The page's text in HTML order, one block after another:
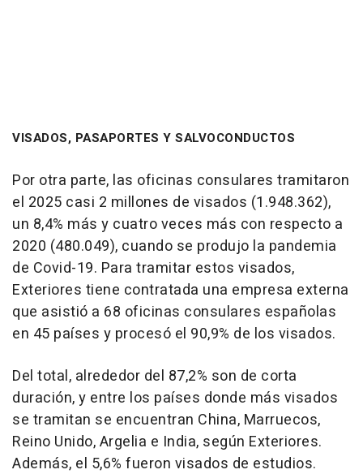
VISADOS, PASAPORTES Y SALVOCONDUCTOS
Por otra parte, las oficinas consulares tramitaron
el 2025 casi 2 millones de visados (1.948.362),
un 8,4% más y cuatro veces más con respecto a
2020 (480.049), cuando se produjo la pandemia
de Covid-19. Para tramitar estos visados,
Exteriores tiene contratada una empresa externa
que asistió a 68 oficinas consulares españolas
en 45 países y procesó el 90,9% de los visados.
Del total, alrededor del 87,2% son de corta
duración, y entre los países donde más visados
se tramitan se encuentran China, Marruecos,
Reino Unido, Argelia e India, según Exteriores.
Además, el 5,6% fueron visados de estudios.